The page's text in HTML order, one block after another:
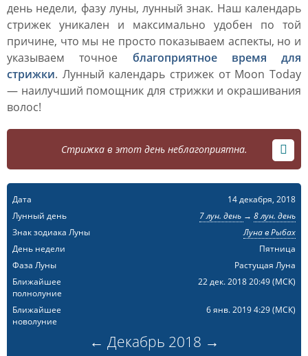
день недели, фазу луны, лунный знак. Наш календарь
стрижек уникален и максимально удобен по той
причине, что мы не просто показываем аспекты, но и
указываем точное благоприятное время для
стрижки. Лунный календарь стрижек от Moon Today
— наилучший помощник для стрижки и окрашивания
волос!
Стрижка в этот день неблагоприятна.
Дата
14 декабря, 2018
Лунный день
7 лун. день → 8 лун. день
Знак зодиака Луны
Луна в Рыбах
День недели
Пятница
Фаза Луны
Растущая Луна
Ближайшее
полнолуние
22 дек. 2018 20:49(МСК)
Ближайшее
новолуние
6 янв. 2019 4:29(МСК)
← Декабрь 2018 →